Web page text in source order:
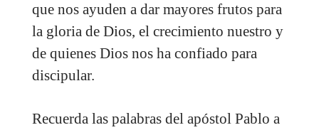
que nos ayuden a dar mayores frutos para
la gloria de Dios, el crecimiento nuestro y
de quienes Dios nos ha confiado para
discipular.
Recuerda las palabras del apóstol Pablo a